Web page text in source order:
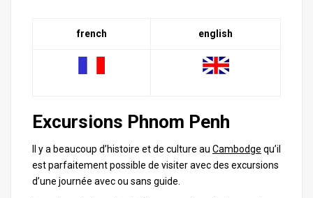
french english
Excursions Phnom Penh
Il y a beaucoup d’histoire et de culture au Cambodge qu’il
est parfaitement possible de visiter avec des excursions
d’une journée avec ou sans guide.